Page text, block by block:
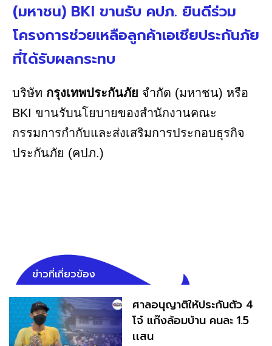
(มหาชน) BKI ขานรับ คปภ. ยินดีร่วม
โครงการช่วยเหลือลูกค้าเอเชียประกันภัย
ที่ได้รับผลกระทบ
บริษัท กรุงเทพประกันภัย จำกัด (มหาชน) หรือ
BKI ขานรับนโยบายของสำนักงานคณะ
กรรมการกำกับและส่งเสริมการประกอบธุรกิจ
ประกันภัย (คปภ.)
ข่าวที่เกี่ยวข้อง
ศาลอนุญาติให้ประกันตัว 4
โจ๋ แก๊งล้อมบ้าน คนละ 1.5
เเสน